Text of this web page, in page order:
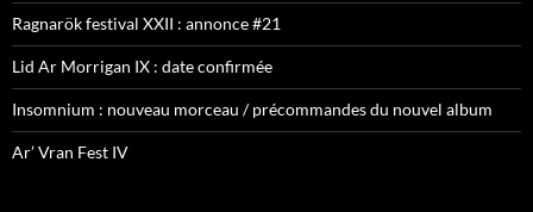
Ragnarök festival XXII : annonce #21
Lid Ar Morrigan IX : date confirmée
Insomnium : nouveau morceau / précommandes du nouvel album
Ar’ Vran Fest IV